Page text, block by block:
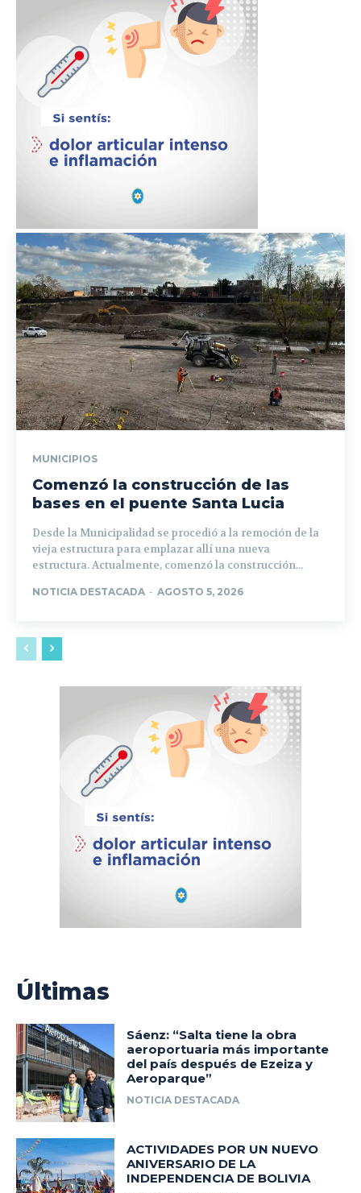
MUNICIPIOS
Comenzó la construcción de las
bases en el puente Santa Lucia
Desde la Municipalidad se procedió a la remoción de la
vieja estructura para emplazar allí una nueva
estructura. Actualmente, comenzó la construcción...
NOTICIA DESTACADA - AGOSTO 5, 2026
Últimas
Sáenz: “Salta tiene la obra
aeroportuaria más importante
del país después de Ezeiza y
Aeroparque”
NOTICIA DESTACADA
ACTIVIDADES POR UN NUEVO
ANIVERSARIO DE LA
INDEPENDENCIA DE BOLIVIA